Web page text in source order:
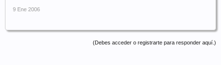
9 Ene 2006
(Debes acceder o registrarte para responder aquí.)